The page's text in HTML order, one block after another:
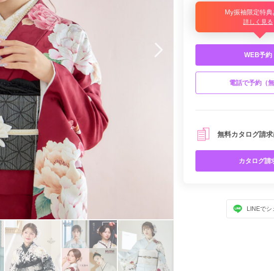
My振袖限定特典
詳しく見る
WEB予約
電話で予約（無
無料カタログ請
カタログ請
LINEでシ